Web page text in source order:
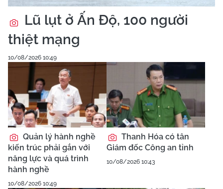
học ở Thái Lan, ít nhất 6
người tử vong
Cảnh sát giao thông Hà
Nội mở đường đưa người
bị rắn cắn đi cấp cứu